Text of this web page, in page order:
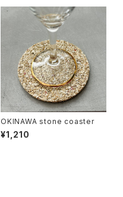
OKINAWA stone coaster
¥1,210